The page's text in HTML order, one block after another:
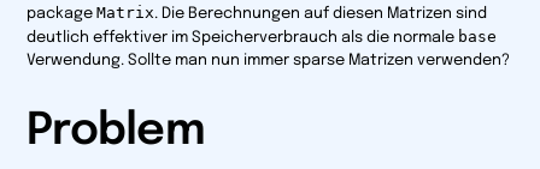
package Matrix. Die Berechnungen auf diesen Matrizen sind
deutlich effektiver im Speicherverbrauch als die normale base
Verwendung. Sollte man nun immer sparse Matrizen verwenden?
Problem